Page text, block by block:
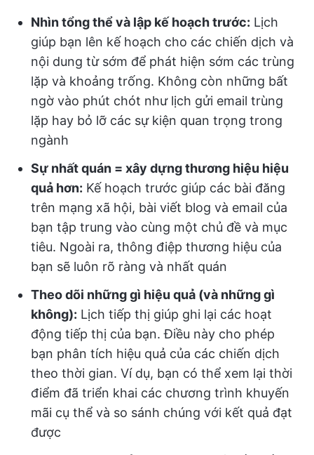
Nhìn tổng thể và lập kế hoạch trước: Lịch
giúp bạn lên kế hoạch cho các chiến dịch và
nội dung từ sớm để phát hiện sớm các trùng
lặp và khoảng trống. Không còn những bất
ngờ vào phút chót như lịch gửi email trùng
lặp hay bỏ lỡ các sự kiện quan trọng trong
ngành
Sự nhất quán = xây dựng thương hiệu hiệu
quả hơn: Kế hoạch trước giúp các bài đăng
trên mạng xã hội, bài viết blog và email của
bạn tập trung vào cùng một chủ đề và mục
tiêu. Ngoài ra, thông điệp thương hiệu của
bạn sẽ luôn rõ ràng và nhất quán
Theo dõi những gì hiệu quả (và những gì
không): Lịch tiếp thị giúp ghi lại các hoạt
động tiếp thị của bạn. Điều này cho phép
bạn phân tích hiệu quả của các chiến dịch
theo thời gian. Ví dụ, bạn có thể xem lại thời
điểm đã triển khai các chương trình khuyến
mãi cụ thể và so sánh chúng với kết quả đạt
được